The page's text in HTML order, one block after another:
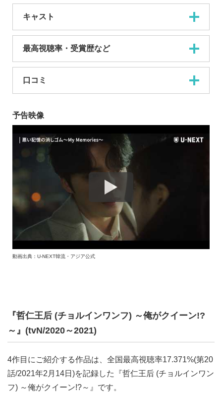
キャスト
最高視聴率・受賞歴など
口コミ
予告映像
動画出典：U-NEXT韓流・アジア公式
『哲仁王后 (チョルインワンフ) ～俺がクイーン!?
～』(tvN/2020～2021)
4作目にご紹介する作品は、全国最高視聴率17.371%(第20
話/2021年2月14日)を記録した『哲仁王后 (チョルインワン
フ) ～俺がクイーン!?～』です。